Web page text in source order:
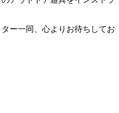
ー一同、心よりお待ちしてお